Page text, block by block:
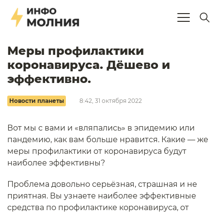
Меры профилактики
коронавируса. Дёшево и
эффективно.
Новости планеты 8:42, 31 октября 2022
Вот мы с вами и «вляпались» в эпидемию или
пандемию, как вам больше нравится. Какие — же
меры профилактики от коронавируса будут
наиболее эффективны?
Проблема довольно серьёзная, страшная и не
приятная. Вы узнаете наиболее эффективные
средства по профилактике коронавируса, от